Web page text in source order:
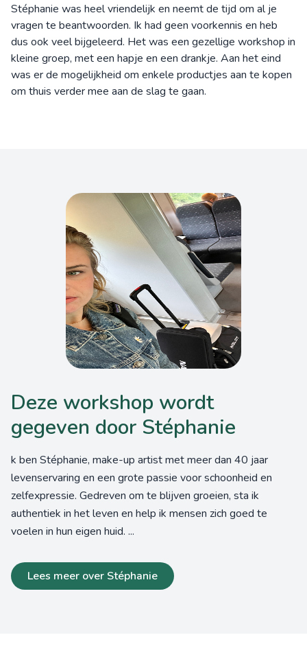
Stéphanie was heel vriendelijk en neemt de tijd om al je
vragen te beantwoorden. Ik had geen voorkennis en heb
dus ook veel bijgeleerd. Het was een gezellige workshop in
kleine groep, met een hapje en een drankje. Aan het eind
was er de mogelijkheid om enkele productjes aan te kopen
om thuis verder mee aan de slag te gaan.
Deze workshop wordt
gegeven door Stéphanie
k ben Stéphanie, make-up artist met meer dan 40 jaar
levenservaring en een grote passie voor schoonheid en
zelfexpressie. Gedreven om te blijven groeien, sta ik
authentiek in het leven en help ik mensen zich goed te
voelen in hun eigen huid. ...
Lees meer over Stéphanie